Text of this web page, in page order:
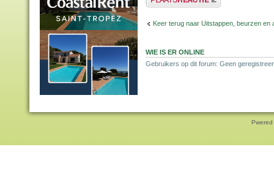
Keer terug naar Uitstappen, beurzen en
WIE IS ER ONLINE
Gebruikers op dit forum: Geen